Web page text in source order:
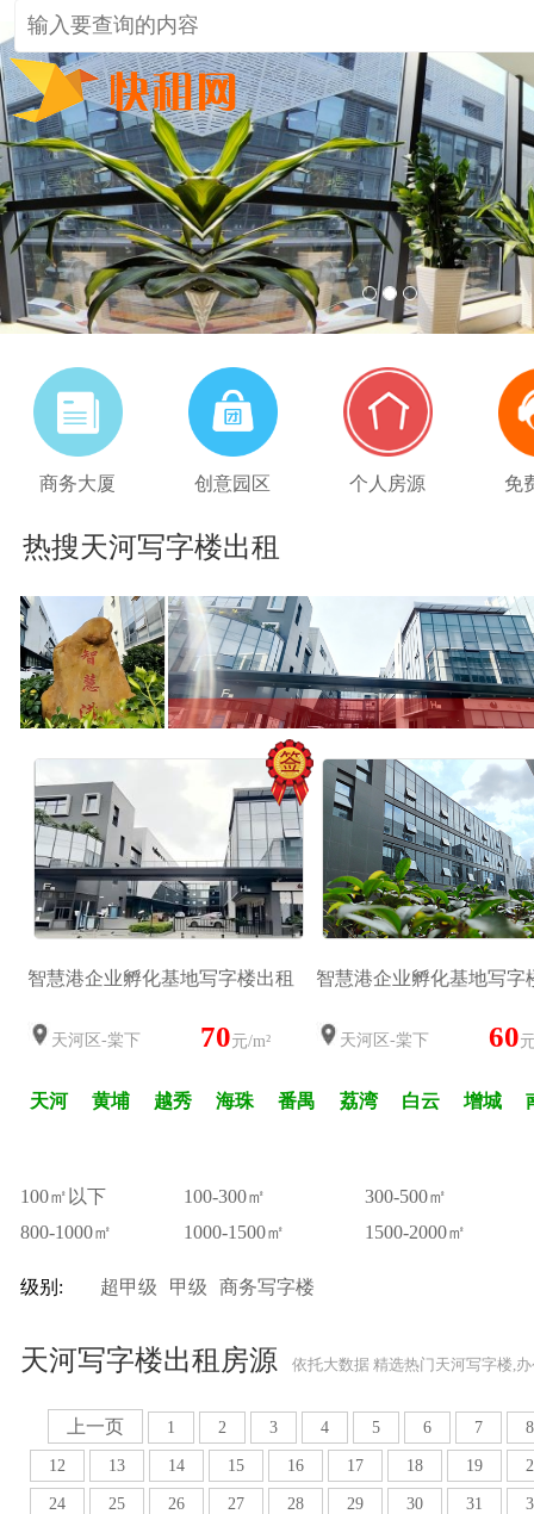
1 2 3
商务大厦 创意园区 个人房源 免
热搜天河写字楼出租
智慧港企业孵化基地写字楼出租
天河区-棠下 70元/m²
智慧港企业孵化基地写字
天河区-棠下 60
天河 黄埔 越秀 海珠 番禺 荔湾 白云 增城
100㎡以下 100-300㎡
300-500㎡
800-1000㎡
1000-1500㎡ 1500-2000㎡
级别: 超甲级 甲级 商务写字楼
天河写字楼出租房源 依托大数据 精选热门天河写字楼,
上一页 1 2 3 4 5 6 7 8
12 13 14 15 16 17 18 19
24 25 26 27 28 29 30 31